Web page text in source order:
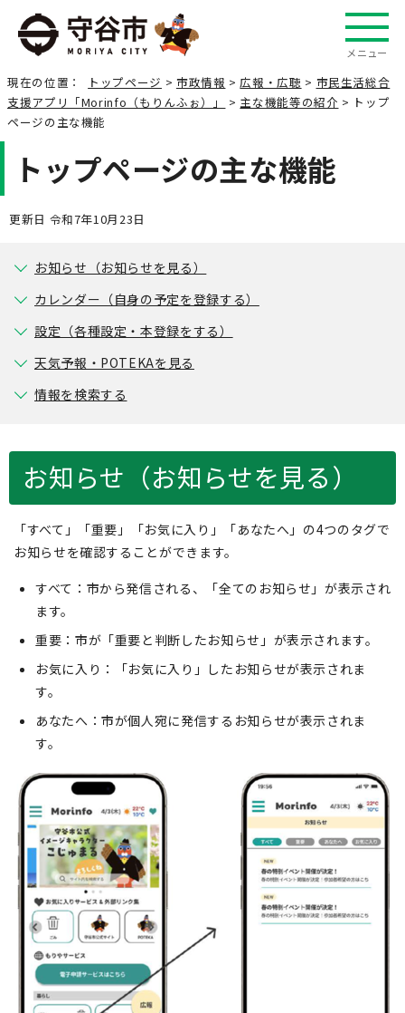
メニュー
現在の位置： トップページ > 市政情報 >広報・広聴 > 市民生活総合
支援アプリ「Morinfo（もりんふぉ）」
> 主な機能等の紹介 > トップ
ページの主な機能
トップページの主な機能
更新日 令和7年10月23日
お知らせ（お知らせを見る）
カレンダー（自身の予定を登録する）
設定（各種設定・本登録をする）
天気予報・POTEKAを見る
情報を検索する
お知らせ（お知らせを見る）
「すべて」「重要」「お気に入り」「あなたへ」の4つのタグで
お知らせを確認することができます。
すべて：市から発信される、「全てのお知らせ」が表示され
ます。
重要：市が「重要と判断したお知らせ」が表示されます。
お気に入り：「お気に入り」したお知らせが表示されま
す。
あなたへ：市が個人宛に発信するお知らせが表示されま
す。